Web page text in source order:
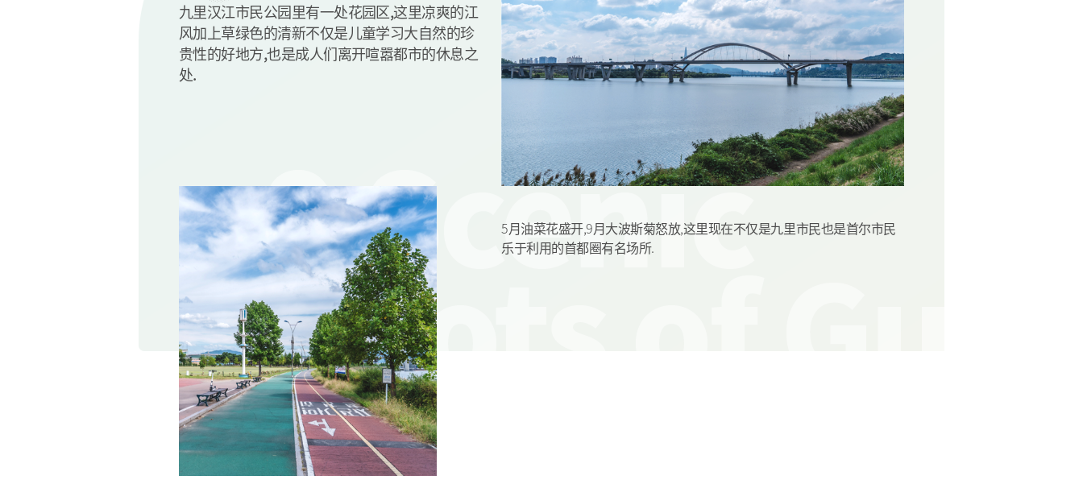
九里汉江市民公园里有一处花园区,这里凉爽的江
风加上草绿色的清新不仅是儿童学习大自然的珍
贵性的好地方,也是成人们离开喧嚣都市的休息之
处.
5月油菜花盛开,9月大波斯菊怒放,这里现在不仅是九里市民也是首尔市民
乐于利用的首都圈有名场所.